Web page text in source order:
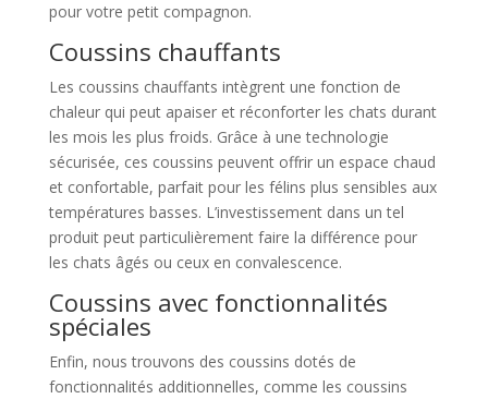
pour votre petit compagnon.
Coussins chauffants
Les coussins chauffants intègrent une fonction de
chaleur qui peut apaiser et réconforter les chats durant
les mois les plus froids. Grâce à une technologie
sécurisée, ces coussins peuvent offrir un espace chaud
et confortable, parfait pour les félins plus sensibles aux
températures basses. L’investissement dans un tel
produit peut particulièrement faire la différence pour
les chats âgés ou ceux en convalescence.
Coussins avec fonctionnalités
spéciales
Enfin, nous trouvons des coussins dotés de
fonctionnalités additionnelles, comme les coussins